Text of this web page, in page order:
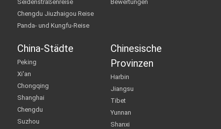
Seidenstraßenreise
Chengdu Jiuzhaigou Reise
Panda- und Kungfu-Reise
Bewertungen
China-Städte
Peking
Xi'an
Chongqing
Shanghai
Chengdu
Suzhou
Chinesische
Provinzen
Harbin
Jiangsu
Tibet
Yunnan
Shanxi